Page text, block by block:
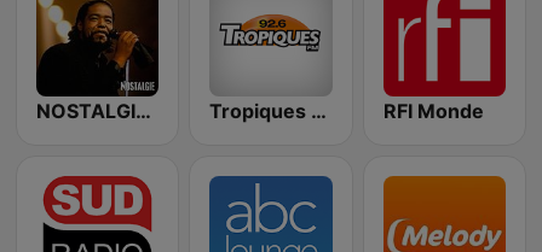
NOSTALGIE FUNK Tropiques FM RFI Monde